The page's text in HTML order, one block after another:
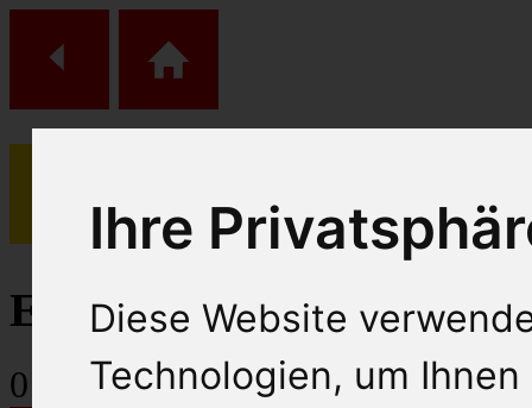
Ihre
Diese Website
Technologien, um
(0)
Einkaufs Wagen
0 Artikel